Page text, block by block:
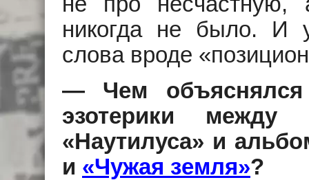
никогда не было. И
слова вроде
— Чем объяснялся
эзотерики между
«Наутилуса» и
и «Чужая земля»?